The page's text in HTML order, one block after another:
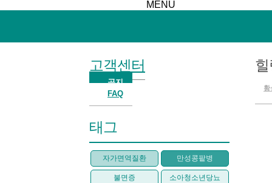
MENU
황
고객센터
공지
FAQ
태그
자가면역질환 만성콩팥병
불면증 소아청소년당뇨